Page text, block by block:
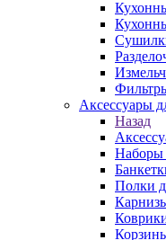
Аксессуары
Назад
Наборы
Полки